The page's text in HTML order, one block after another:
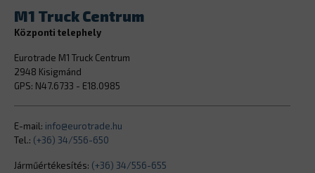
M1 Truck Centrum
Központi telephely
Eurotrade M1 Truck Centrum
2948 Kisigmánd
GPS: N47.6733 - E18.0985
E-mail: info@eurotrade.hu
Tel.: (+36) 34/556-650
Járműértékesítés: (+36) 34/556-655